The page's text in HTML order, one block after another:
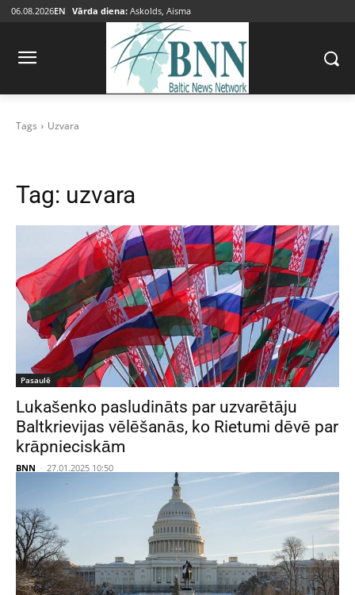
06.08.2026EN Vārda diena: Askolds, Aisma
Tags Uzvara
Tag: uzvara
Pasaulē
Lukašenko pasludināts par uzvarētāju
Baltkrievijas vēlēšanās, ko Rietumi dēvē par
krāpnieciskām
BNN - 27.01.2025 10:50